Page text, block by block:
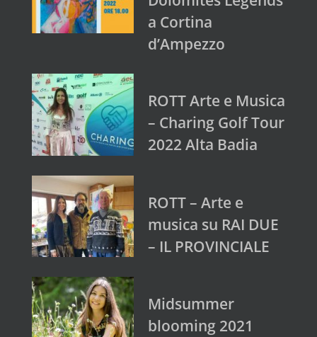
a Cortina
d’Ampezzo
ROTT Arte e Musica
– Charing Golf Tour
2022 Alta Badia
ROTT – Arte e
musica su RAI DUE
– IL PROVINCIALE
Midsummer
blooming 2021